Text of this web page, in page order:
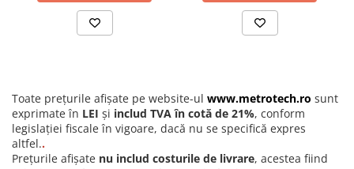
Cronometru si numaratoare
Cantare si dinamometre industriale
Cantare de precizie
Cantare de banc
Cantare cu platforma
Toate prețurile afișate pe website-ul www.metrotech.ro sunt
exprimate în LEI și includ TVA în cotă de 21%, conform
legislației fiscale în vigoare, dacă nu se specifică expres
altfel..
Prețurile afișate nu includ costurile de livrare, acestea fiind